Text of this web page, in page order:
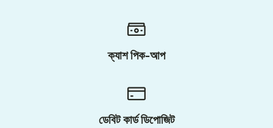
ক্যাশ পিক-আপ
ডেবিট কার্ড ডিপোজিট